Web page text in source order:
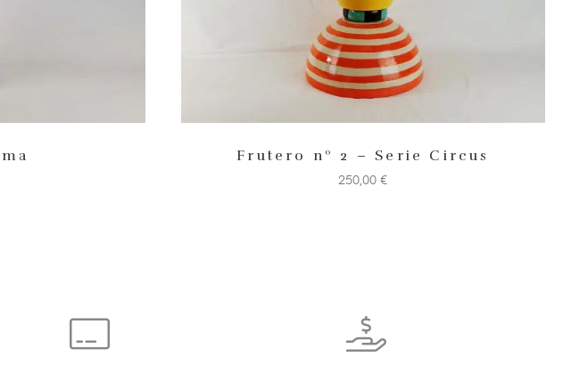
Frutero nº 2 – Serie Circus
250,00€